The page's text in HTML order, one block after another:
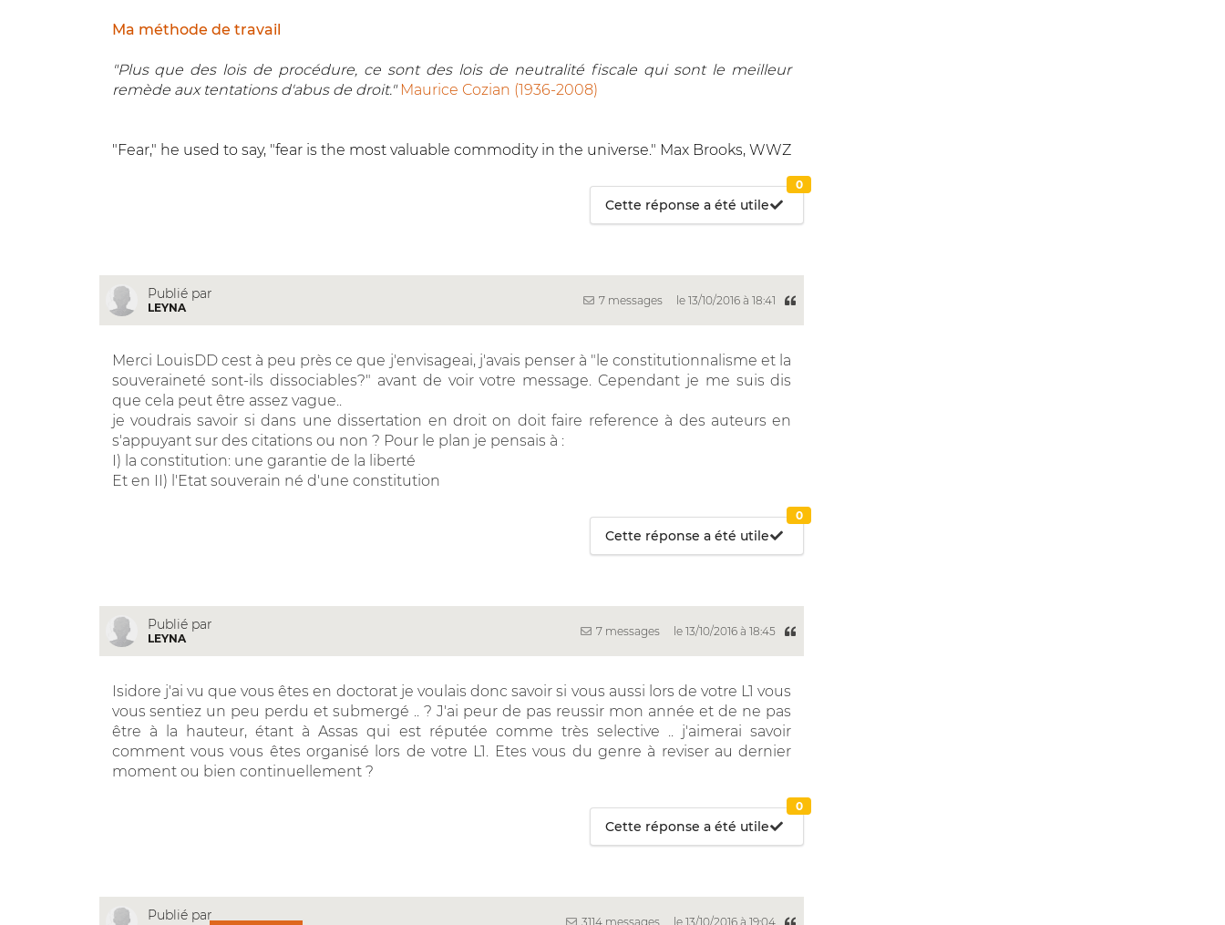
Ma méthode de travail
"Plus que des lois de procédure, ce sont des lois de neutralité fiscale qui sont le meilleur
remède aux tentations d'abus de droit." Maurice Cozian (1936-2008)
"Fear," he used to say, "fear is the most valuable commodity in the universe." Max Brooks, WWZ
Cette réponse a été utile
0
Publié par
LEYNA
7 messages le 13/10/2016 à 18:41
Merci LouisDD cest à peu près ce que j'envisageai, j'avais penser à "le constitutionnalisme et la
souveraineté sont-ils dissociables?" avant de voir votre message. Cependant je me suis dis
que cela peut être assez vague..
je voudrais savoir si dans une dissertation en droit on doit faire reference à des auteurs en
s'appuyant sur des citations ou non ? Pour le plan je pensais à :
I) la constitution: une garantie de la liberté
Et en II) l'Etat souverain né d'une constitution
Cette réponse a été utile
0
Publié par
LEYNA
7 messages le 13/10/2016 à 18:45
Isidore j'ai vu que vous êtes en doctorat je voulais donc savoir si vous aussi lors de votre L1 vous
vous sentiez un peu perdu et submergé .. ? J'ai peur de pas reussir mon année et de ne pas
être à la hauteur, étant à Assas qui est réputée comme très selective .. j'aimerai savoir
comment vous vous êtes organisé lors de votre L1. Etes vous du genre à reviser au dernier
moment ou bien continuellement ?
Cette réponse a été utile
0
Publié par 3114 messages le 13/10/2016 à 19:04